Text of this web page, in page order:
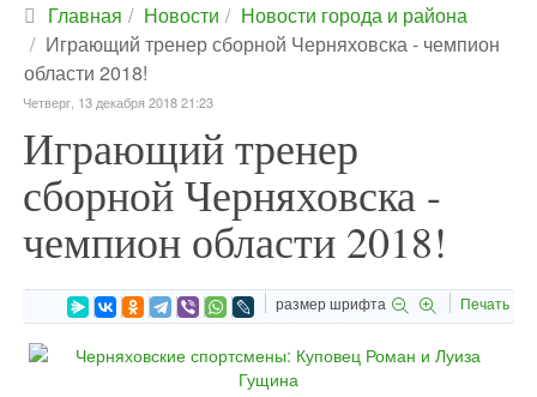
Главная Новости
Новости города и района
Играющий тренер сборной Черняховска - чемпион
области 2018!
Четверг, 13 декабря 2018 21:23
Играющий тренер
сборной Черняховска -
чемпион области 2018!
размер шрифта Печать